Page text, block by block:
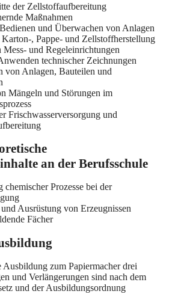
der Zellstoffaufbereitung
Maßnahmen
und Überwachen von Anlagen
, Pappe- und Zellstoffherstellung
Mess- und Regeleinrichtungen
technischer Zeichnungen
von Anlagen, Bauteilen und
Mängeln und Störungen im
Frischwasserversorgung und
an der Berufsschule
chemischer Prozesse bei der
Ausrüstung von Erzeugnissen
Fächer
Ausbildung zum Papiermacher drei
und Verlängerungen sind nach dem
und der Ausbildungsordnung